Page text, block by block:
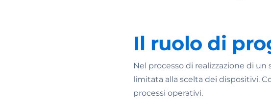
Il ruolo di
Nel processo di realizzazione di
limitata alla scelta dei dispositivi.
processi operativi.